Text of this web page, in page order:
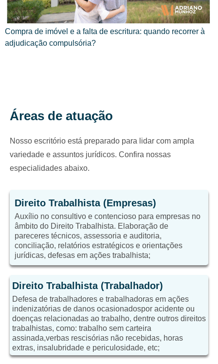
Compra de imóvel e a falta de escritura: quando recorrer à
adjudicação compulsória?
Áreas de atuação
Nosso escritório está preparado para lidar com ampla
variedade e assuntos jurídicos. Confira nossas
especialidades abaixo.
Direito Trabalhista (Empresas)
Auxílio no consultivo e contencioso para empresas no
âmbito do Direito Trabalhista. Elaboração de
pareceres técnicos, assessoria e auditoria,
conciliação, relatórios estratégicos e orientações
jurídicas, defesas em ações trabalhista;
Direito Trabalhista (Trabalhador)
Defesa de trabalhadores e trabalhadoras em ações
indenizatórias de danos ocasionadospor acidente ou
doenças relacionadas ao trabalho, dentre outros direitos
trabalhistas, como: trabalho sem carteira
assinada,verbas rescisórias não recebidas, horas
extras, insalubridade e periculosidade, etc;